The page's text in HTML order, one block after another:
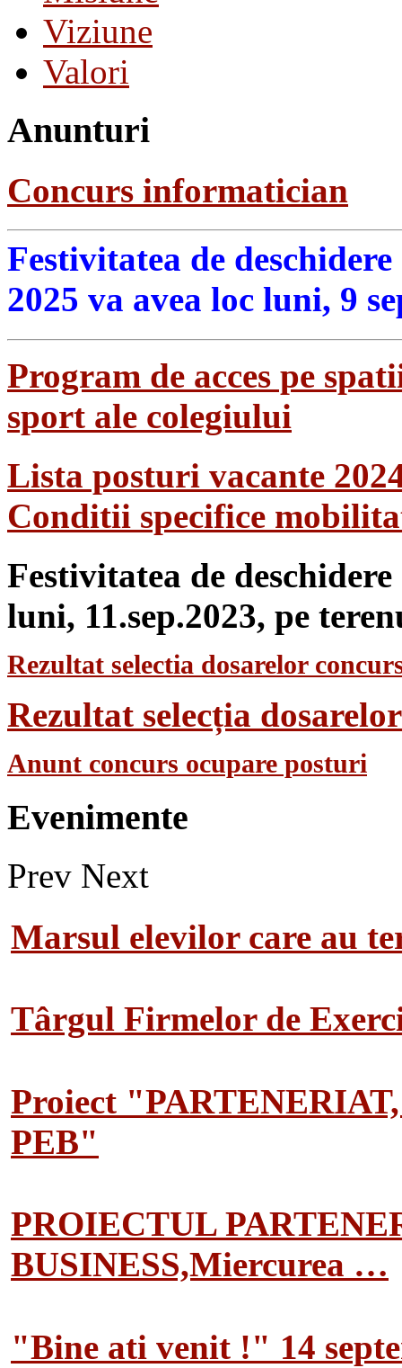
Viziune
Valori
Anunturi
Concurs informatician
Festivitatea de
2025 va avea loc luni, 9
Program de acces pe
sport ale colegiului
Lista posturi vacante
Conditii specifice
Festivitatea de
luni, 11.sep.2023, pe
Rezultat selectia dosarelor
Rezultat selecția
Anunt concurs ocupare posturi
Evenimente
Prev Next
Marsul elevilor care au
Târgul Firmelor de
Proiect
PEB"
PROIECTUL
BUSINESS,Miercurea …
"Bine ati venit !" 14